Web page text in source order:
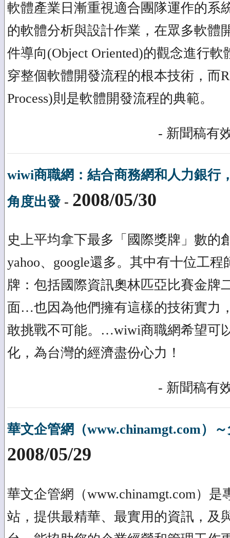
軟體產業日漸重視適合團隊運作的系
的軟體分析與設計作業，在眾多軟體
件導向(Object Oriented)的觀念進行
穿整個軟體開發流程的根本技術，而
Process)則是軟體開發流程的典範。
- 新聞稿有
wiwi商職網：結合商務網和人力銀行
角度出發 - 2008/05/30
史上平均拿下最多「國際獎牌」數的
yahoo、google還多。其中有十位工
牌：包括國際資訊奧林匹亞比賽金牌
面…也因為他們擁有這樣的技術實力
敢挑戰不可能。…wiwi商職網希望可
化，為台灣的經濟盡份心力！
- 新聞稿有
華文企管網（www.chinamgt.com）
2008/05/29
華文企管網（www.chinamgt.com）
站，提供最精華、最實用的資訊，及